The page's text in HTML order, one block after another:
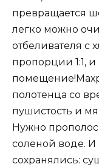
превращается
легко можно
отбеливателя с
пропорции 1:1,
полотенца со
пушистость и
Нужно
соленой воде.
сохранялись: